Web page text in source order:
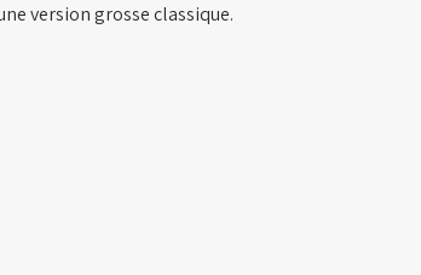
version grosse classique.